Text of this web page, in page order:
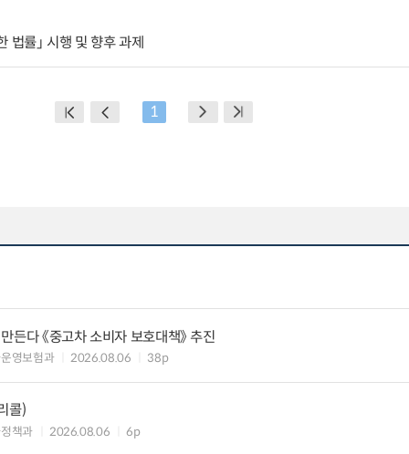
법률」 시행 및 향후 과제
1
든다 《중고차 소비자 보호대책》 추진
영보험과 2026.08.06 38p
콜)
책과 2026.08.06 6p